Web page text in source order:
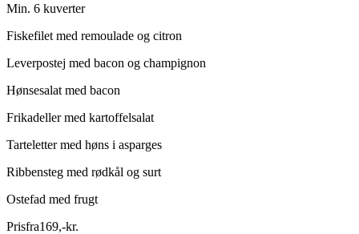
Min. 6 kuverter
Fiskefilet med remoulade og citron
Leverpostej med bacon og champignon
Hønsesalat med bacon
Frikadeller med kartoffelsalat
Tarteletter med høns i asparges
Ribbensteg med rødkål og surt
Ostefad med frugt
Prisfra169,-kr.